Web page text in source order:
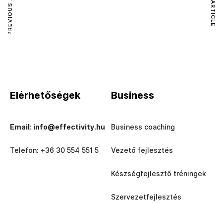
Elérhetőségek
Email: info@effectivity.hu
Telefon: +36 30 554 551 5
Business
Business coaching
Vezető fejlesztés
Készségfejlesztő tréningek
Szervezetfejlesztés